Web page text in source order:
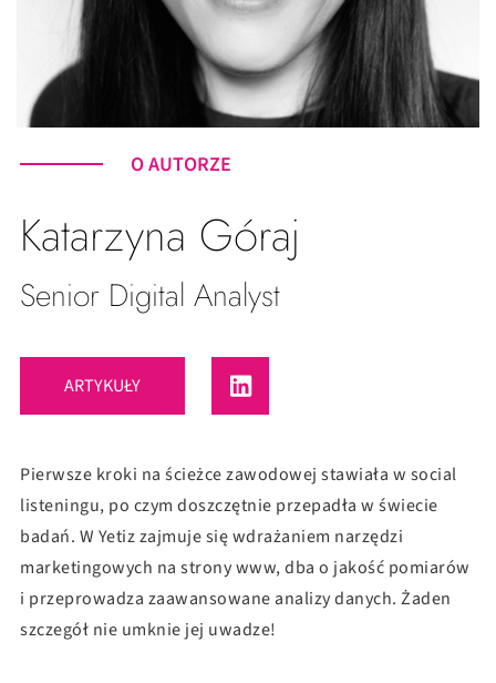
O AUTORZE
Katarzyna Góraj
Senior Digital Analyst
ARTYKUŁY
Pierwsze kroki na ścieżce zawodowej stawiała w social
listeningu, po czym doszczętnie przepadła w świecie
badań. W Yetiz zajmuje się wdrażaniem narzędzi
marketingowych na strony www, dba o jakość pomiarów
i przeprowadza zaawansowane analizy danych. Żaden
szczegół nie umknie jej uwadze!